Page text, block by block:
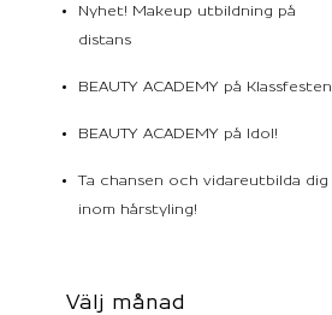
Nyhet! Makeup utbildning på
distans
BEAUTY ACADEMY på Klassfesten
BEAUTY ACADEMY på Idol!
Ta chansen och vidareutbilda dig
inom hårstyling!
Välj månad